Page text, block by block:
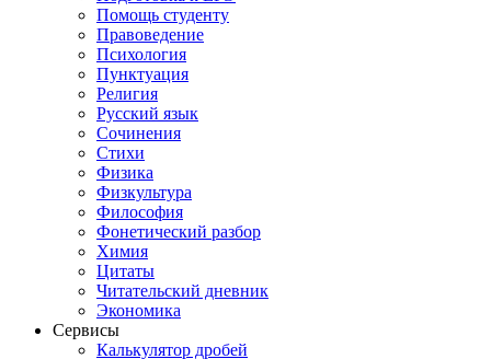
Помощь студенту
Правоведение
Психология
Пунктуация
Религия
Русский язык
Сочинения
Стихи
Физика
Физкультура
Философия
Фонетический разбор
Химия
Цитаты
Читательский дневник
Экономика
Сервисы
Калькулятор дробей